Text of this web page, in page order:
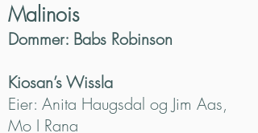
Malinois
Dommer: Babs Robinson
Kiosan’s Wissla
Eier: Anita Haugsdal og Jim Aas,
Mo I Rana